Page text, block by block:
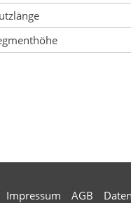
Impressum AGB